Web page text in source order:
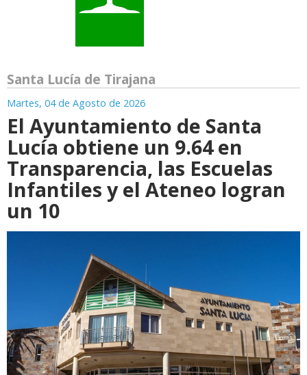
Santa Lucía de Tirajana
Martes, 04 de Agosto de 2026
El Ayuntamiento de Santa
Lucía obtiene un 9.64 en
Transparencia, las Escuelas
Infantiles y el Ateneo logran
un 10